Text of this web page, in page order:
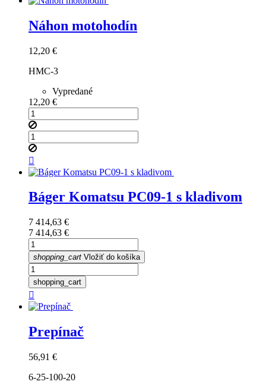
Náhon motohodín
Cena
12,20 €
HMC-3
Vypredané
Cena
12,20 €

Báger Komatsu PC09-1 s kladivom
Cena
7 414,63 €
Cena
7 414,63 €
shopping_cart Vložiť do košíka
shopping_cart

Prepínač
Cena
56,91 €
6-25-100-20